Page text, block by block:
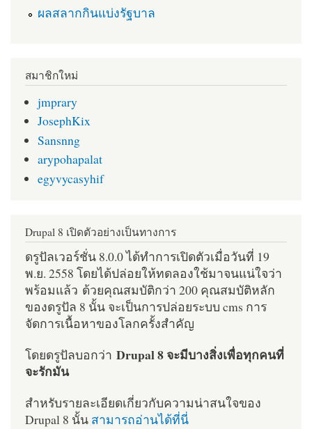
ผลสลากกินแบ่งรัฐบาล
สมาชิกใหม่
jmprary
JosephKix
Sansnng
arypohapalat
egyvycasyhif
Drupal 8 เปิดตัวอย่างเป็นทางการ
ดรูปัลเวอร์ชั่น 8.0.0 ได้ทำการเปิดตัวเมื่อวันที่ 19
พ.ย. 2558 โดยได้ปล่อยให้ทดลองใช้มาจนแน่ใจว่า
พร้อมแล้ว ด้วยคุณสมบัติกว่า 200 คุณสมบัติหลัก
ของดรูปัล 8 นั้น จะเป็นการปล่อยระบบ cms การ
จัดการเนื้อหาของโลกครั้งสำคัญ
โดยดรูปัลบอกว่า Drupal 8 จะมีบางสิ่งเพื่อทุกคนที่
จะรักมัน
สำหรับรายละเอียดเกี่ยวกับความน่าสนใจของ
Drupal 8 นั้น สามารถอ่านได้ที่นี่